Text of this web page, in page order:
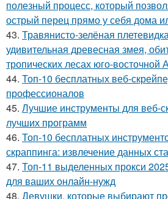
полезный процесс, который
острый перец прямо у себя дома
43. Травянисто-зелёная
удивительная древесная змея,
тропических лесах юго-восточной
44. Топ-10 бесплатных веб-
профессионалов
45. Лучшие инструменты для веб-
лучших программ
46. Топ-10 бесплатных
скраппинга: извлечение данных
47. Топ-11 выделенных прокси
для ваших онлайн-нужд
48. Девушки, которые выбирают